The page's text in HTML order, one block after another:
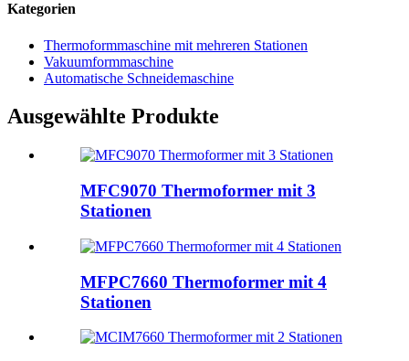
Kategorien
Thermoformmaschine mit mehreren Stationen
Vakuumformmaschine
Automatische Schneidemaschine
Ausgewählte Produkte
MFC9070 Thermoformer mit 3
Stationen
MFPC7660 Thermoformer mit 4
Stationen